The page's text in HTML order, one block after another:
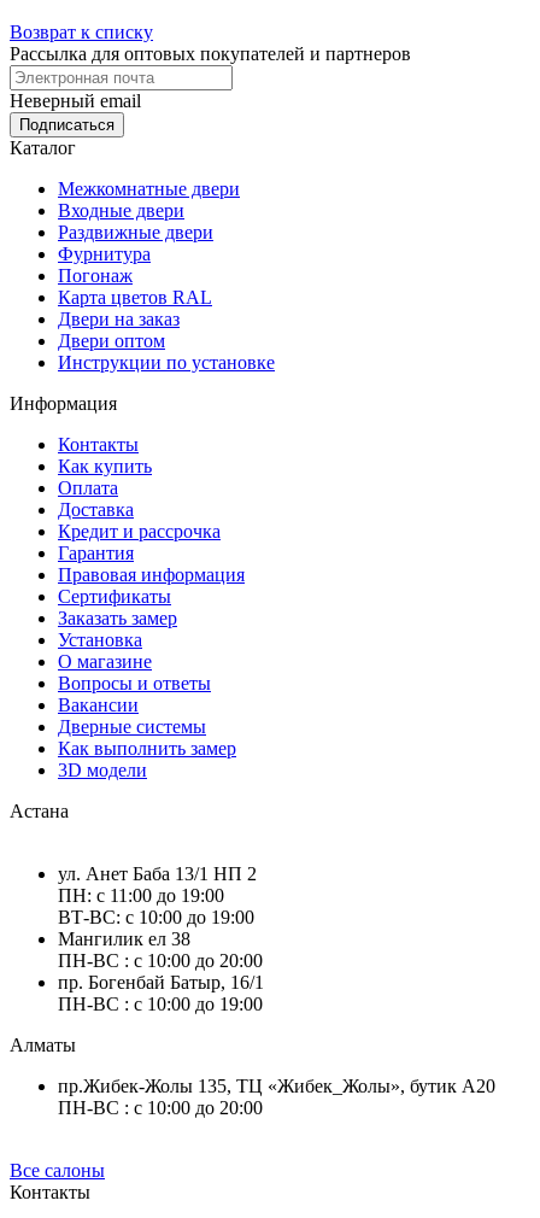
Возврат к списку
Рассылка для оптовых покупателей и партнеров
Неверный email
Каталог
Межкомнатные двери
Входные двери
Раздвижные двери
Фурнитура
Погонаж
Карта цветов RAL
Двери на заказ
Двери оптом
Инструкции по установке
Информация
Контакты
Как купить
Оплата
Доставка
Кредит и рассрочка
Гарантия
Правовая информация
Сертификаты
Заказать замер
Установка
О магазине
Вопросы и ответы
Вакансии
Дверные системы
Как выполнить замер
3D модели
Астана
ул. Анет Баба 13/1 НП 2
ПН: с 11:00 до 19:00
ВТ-ВС: с 10:00 до 19:00
Мангилик ел 38
ПН-ВС : с 10:00 до 20:00
пр. Богенбай Батыр, 16/1
ПН-ВС : с 10:00 до 19:00
Алматы
пр.Жибек-Жолы 135, ТЦ «Жибек_Жолы», бутик А20
ПН-ВС : с 10:00 до 20:00
Все салоны
Контакты